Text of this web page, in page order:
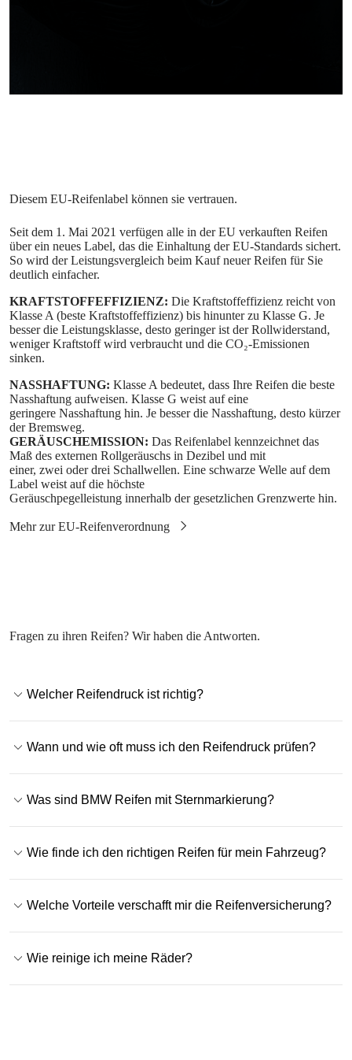
Seit dem 1. Mai 2021 verfügen alle in der EU verkauften Reifen
über ein neues Label, das die Einhaltung der EU-Standards sichert.
So wird der Leistungsvergleich beim Kauf neuer Reifen für Sie
deutlich einfacher.
KRAFTSTOFFEFFIZIENZ: Die Kraftstoffeffizienz reicht von
Klasse A (beste Kraftstoffeffizienz) bis hinunter zu Klasse G. Je
besser die Leistungsklasse, desto geringer ist der Rollwiderstand,
weniger Kraftstoff wird verbraucht und die CO₂-Emissionen
sinken.
NASSHAFTUNG: Klasse A bedeutet, dass Ihre Reifen die beste
Nasshaftung aufweisen. Klasse G weist auf eine
geringere Nasshaftung hin. Je besser die Nasshaftung, desto kürzer
der Bremsweg.
GERÄUSCHEMISSION: Das Reifenlabel kennzeichnet das
Maß des externen Rollgeräuschs in Dezibel und mit
einer, zwei oder drei Schallwellen. Eine schwarze Welle auf dem
Label weist auf die höchste
Geräuschpegelleistung innerhalb der gesetzlichen Grenzwerte hin.